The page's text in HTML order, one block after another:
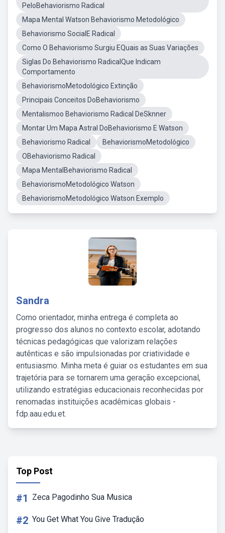
PeloBehaviorismo Radical
Mapa Mental Watson Behaviorismo Metodológico
Behaviorismo SocialE Radical
Como O Behaviorismo Surgiu EQuais as Suas Variações
Siglas Do Behaviorismo RadicalQue Indicam
Comportamento
BehaviorismoMetodológico Extinção
Principais Conceitos DoBehaviorismo
Mentalismoo Behaviorismo Radical DeSknner
Montar Um Mapa Astral DoBehaviorismo E Watson
Behaviorismo Radical
BehaviorismoMetodológico
OBehaviorismo Radical
Mapa MentalBehaviorismo Radical
BehaviorismoMetodológico Watson
BehaviorismoMetodológico Watson Exemplo
Sandra
Como orientador, minha entrega é completa ao
progresso dos alunos no contexto escolar, adotando
técnicas pedagógicas que valorizam relações
autênticas e são impulsionadas por criatividade e
entusiasmo. Minha meta é guiar os estudantes em sua
trajetória para se tornarem uma geração excepcional,
utilizando estratégias educacionais reconhecidas por
renomadas instituições acadêmicas globais -
fdp.aau.edu.et.
Top Post
#1 Zeca Pagodinho Sua Musica
#2 You Get What You Give Tradução